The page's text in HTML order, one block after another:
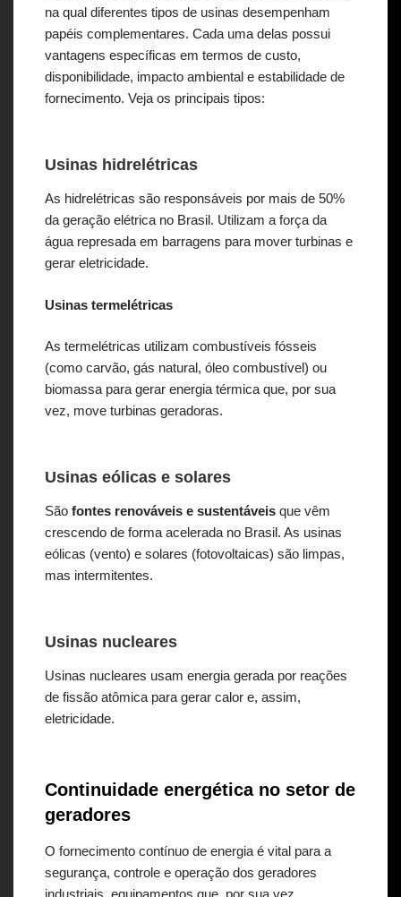
na qual diferentes tipos de usinas desempenham
papéis complementares. Cada uma delas possui
vantagens específicas em termos de custo,
disponibilidade, impacto ambiental e estabilidade de
fornecimento. Veja os principais tipos:
Usinas hidrelétricas
As hidrelétricas são responsáveis por mais de 50%
da geração elétrica no Brasil. Utilizam a força da
água represada em barragens para mover turbinas e
gerar eletricidade.
Usinas termelétricas
As termelétricas utilizam combustíveis fósseis
(como carvão, gás natural, óleo combustível) ou
biomassa para gerar energia térmica que, por sua
vez, move turbinas geradoras.
Usinas eólicas e solares
São fontes renováveis e sustentáveis que vêm
crescendo de forma acelerada no Brasil. As usinas
eólicas (vento) e solares (fotovoltaicas) são limpas,
mas intermitentes.
Usinas nucleares
Usinas nucleares usam energia gerada por reações
de fissão atômica para gerar calor e, assim,
eletricidade.
Continuidade energética no setor de
geradores
O fornecimento contínuo de energia é vital para a
segurança, controle e operação dos geradores
industriais, equipamentos que, por sua vez,